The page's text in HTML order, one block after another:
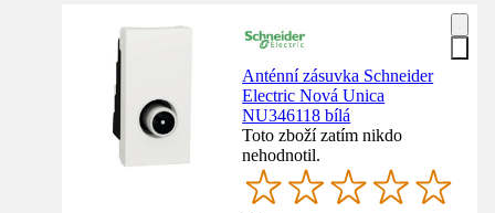
Anténní zásuvka Schneider
Electric Nová Unica
NU346118 bílá
Toto zboží zatím nikdo
nehodnotil.